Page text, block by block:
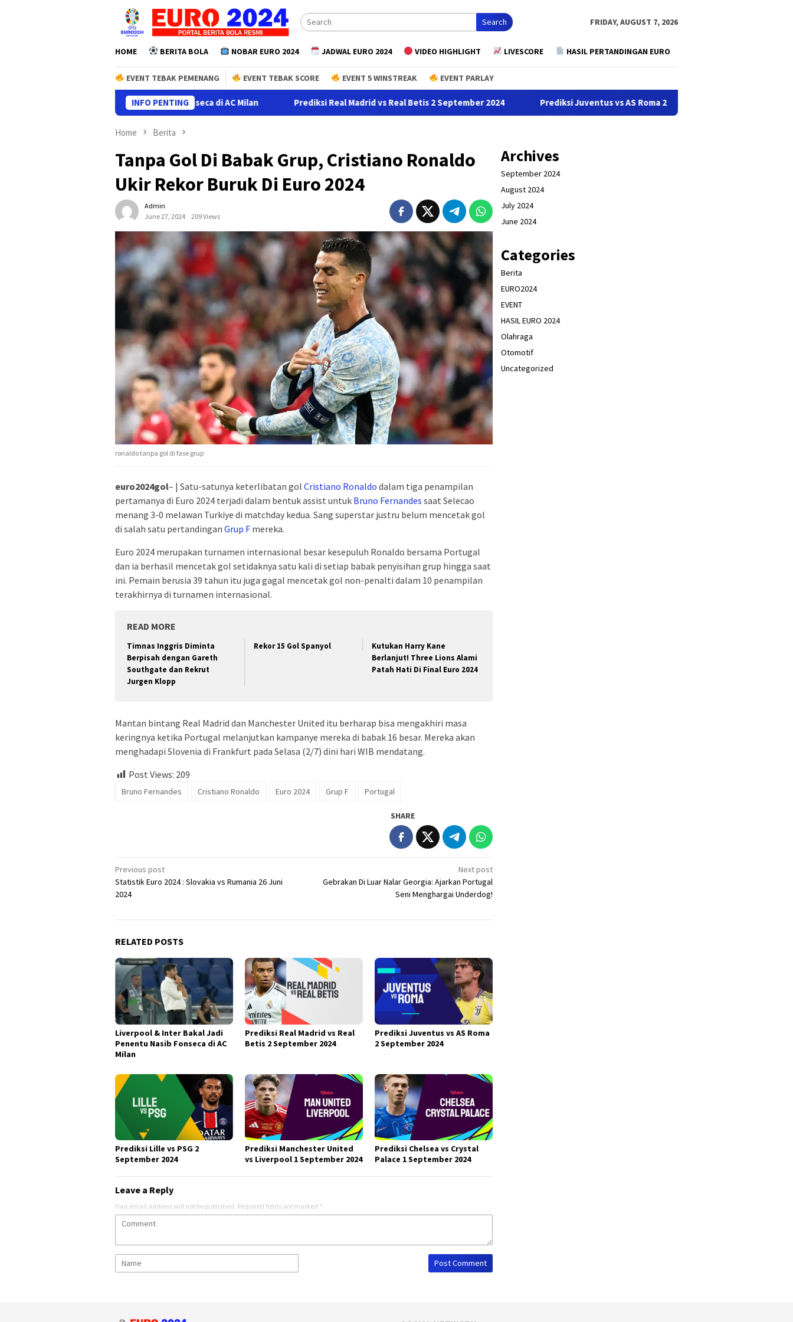
Search FRIDAY, AUGUST 7, 2026
HOME BERITA BOLA NOBAR EURO 2024 JADWAL EURO 2024 VIDEO HIGHLIGHT LIVESCORE HASIL PERTANDINGAN EURO
EVENT TEBAK PEMENANG EVENT TEBAK SCORE EVENT 5 WINSTREAK EVENT PARLAY
INFO PENTING
& Inter Bakal Jadi Penentu Nasib Fonseca di AC Milan Prediksi Real Madrid vs Real Betis 2 September 2024 Prediksi Juventus vs AS Roma 2 September 2024
Home Berita
Tanpa Gol Di Babak Grup, Cristiano Ronaldo
Ukir Rekor Buruk Di Euro 2024
Admin
June 27, 2024
209 Views
ronaldo tanpa gol di fase grup
euro2024gol– | Satu-satunya keterlibatan gol Cristiano Ronaldo dalam tiga penampilan
pertamanya di Euro 2024 terjadi dalam bentuk assist untuk Bruno Fernandes saat Selecao
menang 3-0 melawan Turkiye di matchday kedua. Sang superstar justru belum mencetak gol
di salah satu pertandingan Grup F mereka.
Euro 2024 merupakan turnamen internasional besar kesepuluh Ronaldo bersama Portugal
dan ia berhasil mencetak gol setidaknya satu kali di setiap babak penyisihan grup hingga saat
ini. Pemain berusia 39 tahun itu juga gagal mencetak gol non-penalti dalam 10 penampilan
terakhirnya di turnamen internasional.
READ MORE
Timnas Inggris Diminta
Berpisah dengan Gareth
Southgate dan Rekrut
Jurgen Klopp
Rekor 15 Gol Spanyol
Kutukan Harry Kane
Berlanjut! Three Lions Alami
Patah Hati Di Final Euro 2024
Mantan bintang Real Madrid dan Manchester United itu berharap bisa mengakhiri masa
keringnya ketika Portugal melanjutkan kampanye mereka di babak 16 besar. Mereka akan
menghadapi Slovenia di Frankfurt pada Selasa (2/7) dini hari WIB mendatang.
Post Views: 209
Bruno Fernandes Cristiano Ronaldo Euro 2024 Grup F Portugal
SHARE
Post
navigation
Previous post
Statistik Euro 2024 : Slovakia vs Rumania 26 Juni
2024
Next post
Gebrakan Di Luar Nalar Georgia: Ajarkan Portugal
Seni Menghargai Underdog!
RELATED POSTS
Liverpool & Inter Bakal Jadi
Penentu Nasib Fonseca di AC
Milan
Prediksi Real Madrid vs Real
Betis 2 September 2024
Prediksi Juventus vs AS Roma
2 September 2024
Prediksi Lille vs PSG 2
September 2024
Prediksi Manchester United
vs Liverpool 1 September 2024
Prediksi Chelsea vs Crystal
Palace 1 September 2024
Leave a Reply
Your email address will not be published. Required fields are marked *
Archives
September 2024
August 2024
July 2024
June 2024
Categories
Berita
EURO2024
EVENT
HASIL EURO 2024
Olahraga
Otomotif
Uncategorized